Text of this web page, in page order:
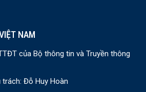
NAM
của Bộ thông tin và Truyền thông
trách: Đỗ Huy Hoàn